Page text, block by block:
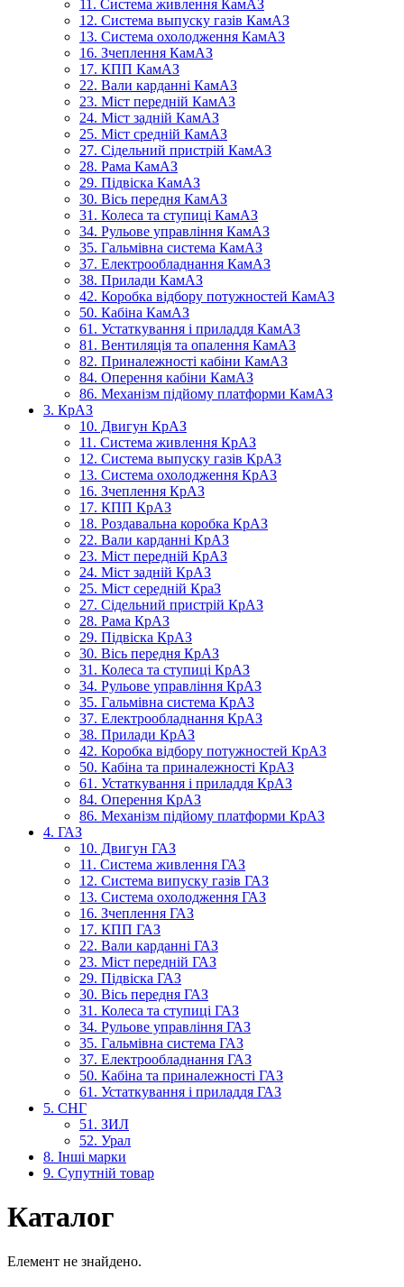
11. Система живлення КамАЗ
12. Система выпуску газів КамАЗ
13. Система охолодження КамАЗ
16. Зчеплення КамАЗ
17. КПП КамАЗ
22. Вали карданні КамАЗ
23. Міст передній КамАЗ
24. Міст задній КамАЗ
25. Міст средній КамАЗ
27. Сідельний пристрій КамАЗ
28. Рама КамАЗ
29. Підвіска КамАЗ
30. Вісь передня КамАЗ
31. Колеса та ступиці КамАЗ
34. Рульове управління КамАЗ
35. Гальмівна система КамАЗ
37. Електрообладнання КамАЗ
38. Прилади КамАЗ
42. Коробка відбору потужностей КамАЗ
50. Кабіна КамАЗ
61. Устаткування і приладдя КамАЗ
81. Вентиляція та опалення КамАЗ
82. Приналежності кабіни КамАЗ
84. Оперення кабіни КамАЗ
86. Механізм підйому платформи КамАЗ
3. КрАЗ
10. Двигун КрАЗ
11. Система живлення КрАЗ
12. Система выпуску газів КрАЗ
13. Система охолодження КрАЗ
16. Зчеплення КрАЗ
17. КПП КрАЗ
18. Роздавальна коробка КрАЗ
22. Вали карданні КрАЗ
23. Міст передній КрАЗ
24. Міст задній КрАЗ
25. Міст середній КраЗ
27. Сідельний пристрій КрАЗ
28. Рама КрАЗ
29. Підвіска КрАЗ
30. Вісь передня КрАЗ
31. Колеса та ступиці КрАЗ
34. Рульове управління КрАЗ
35. Гальмівна система КрАЗ
37. Електрообладнання КрАЗ
38. Прилади КрАЗ
42. Коробка відбору потужностей КрАЗ
50. Кабіна та приналежності КрАЗ
61. Устаткування і приладдя КрАЗ
84. Оперення КрАЗ
86. Механізм підйому платформи КрАЗ
4. ГАЗ
10. Двигун ГАЗ
11. Система живлення ГАЗ
12. Система випуску газів ГАЗ
13. Система охолодження ГАЗ
16. Зчеплення ГАЗ
17. КПП ГАЗ
22. Вали карданні ГАЗ
23. Міст передній ГАЗ
29. Підвіска ГАЗ
30. Вісь передня ГАЗ
31. Колеса та ступиці ГАЗ
34. Рульове управління ГАЗ
35. Гальмівна система ГАЗ
37. Електрообладнання ГАЗ
50. Кабіна та приналежності ГАЗ
61. Устаткування і приладдя ГАЗ
5. СНГ
51. ЗИЛ
52. Урал
8. Інші марки
9. Супутній товар
Каталог
Елемент не знайдено.